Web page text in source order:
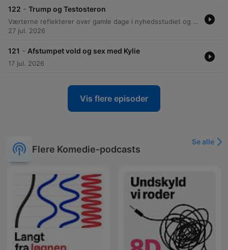
122 - Trump og Testosteron
Værterne reflekterer over gamle dage i nyhedsstudiet og diskuterer alt fra personlige emner som søvnmangel til medieanbefalinger af serier og film. Episoden dykker ned i en debat om mediekultur, kritikken af 'Klovn' og de sensationelle overskrifter i moderne tabloider. Samtalen bevæger sig videre til videnskabelige og samfundsmæssige emner, herunder det faldende testosteronniveau hos mænd i den vestlige verden og de biologiske konsekvenser af livsstilsændringer. Der diskuteres desuden kønsmæssig ulighed i medicinsk forskning samt moderne dynamikker omkring kønsroller og maskulinitet.
27 jul. 2026
121 - Afstumpet vold og sex med Kylie
17 jul. 2026
Vis flere episoder
Flere Komedie-podcasts
Se alle